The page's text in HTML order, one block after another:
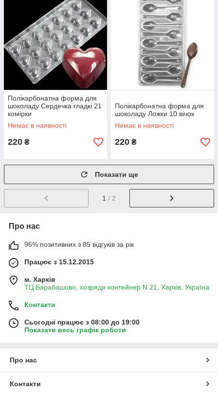
Полікарбонатна форма для
шоколаду Сердечка гладкі 21
комірки
Немає в наявності
220 ₴
Полікарбонатна форма для
шоколаду Ложки 10 вічок
Немає в наявності
220 ₴
Показати ще
1 / 2
Про нас
96% позитивних з 85 відгуків за рік
Працює з 15.12.2015
м. Харків
ТЦ Барабашово, хозряди контейнер N 21, Харків, Україна
Контакти
Сьогодні працює з 08:00 до 19:00
Показати весь графік роботи
Про нас
Контакти